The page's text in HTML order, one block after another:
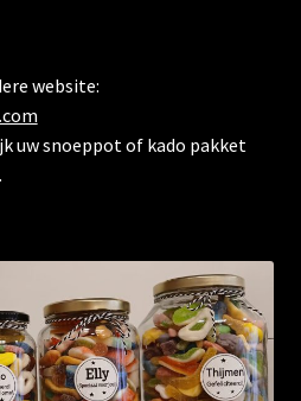
website:
uw snoeppot of kado pakket